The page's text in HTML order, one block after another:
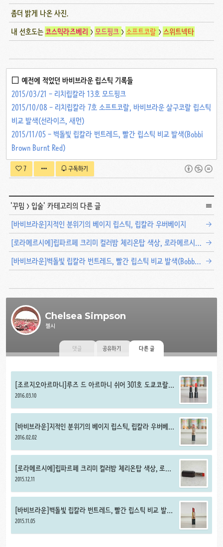
좀더 밝게 나온 사진.
내 선호도는코스믹라즈베리 >모드핑크 >소프트코랄 >스위트넥타
□ 예전에 적었던 바비브라운 립스틱 기록들
2015/03/21 - 리치립칼라 13호 모드핑크
2015/10/08 - 리치립칼라 7호 소프트코랄, 바비브라운 살구코랄 립스틱
비교 발색(선라이즈, 새먼)
2015/11/05 - 벽돌빛 립칼라 번트레드, 빨간 립스틱 비교 발색(Bobbi
Brown Burnt Red)
7 구독하기
'꾸밈 > 입술' 카테고리의 다른 글
[바비브라운]지적인 분위기의 베이지 립스틱, 립칼라 우버베이지
[로라메르시에]립파르페 크리미 컬러밤 체리온탑 색상, 로라메르시에 립스틱 Cherry on top 발색
[바비브라운]벽돌빛 립칼라 번트레드, 빨간 립스틱 비교 발색(Bobbi Brown Burnt Red)
Chelsea Simpson
첼시
댓글 공유하기 다른 글
[조르지오아르마니]루즈 드 아르마니 쉬어 301호 도쿄코랄
rouge d'armani sheers #301 Tokyo coral
2016.03.10
[바비브라운]지적인 분위기의 베이지 립스틱, 립칼라 우버베이
지
2016.02.02
[로라메르시에]립파르페 크리미 컬러밤 체리온탑 색상, 로라
메르시에 립스틱 Cherry on top 발색
2015.12.11
[바비브라운]벽돌빛 립칼라 번트레드, 빨간 립스틱 비교 발색
(Bobbi Brown Burnt Red)
2015.11.05